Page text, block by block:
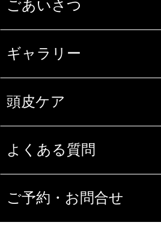
ごあいさつ
ギャラリー
頭皮ケア
よくある質問
ご予約・お問合せ